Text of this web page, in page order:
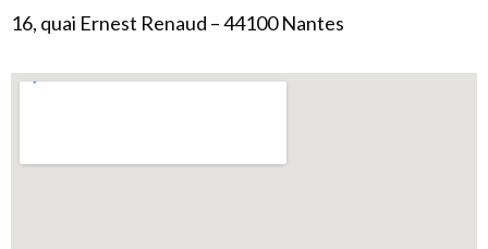
16, quai Ernest Renaud – 44100 Nantes